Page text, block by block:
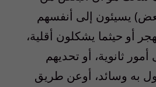
يسيئون إلى أنفسهم
أو حيثما يشكلون أقلية،
ثانوية، أو تحديهم
به وسائد، أوعن طريق